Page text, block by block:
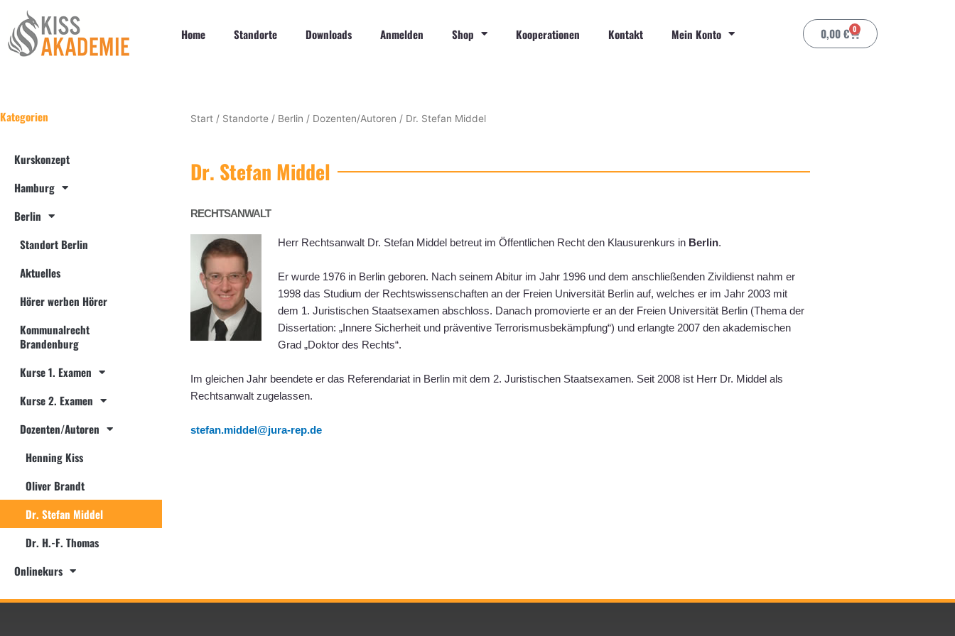
Inhalt
springen
Home Standorte Downloads Anmelden Shop Kooperationen Kontakt Mein Konto 0,00€ 0
Warenkorb
Kategorien
Kurskonzept
Hamburg
Berlin
Standort Berlin
Aktuelles
Hörer werben Hörer
Kommunalrecht
Brandenburg
Kurse 1. Examen
Kurse 2. Examen
Dozenten/Autoren
Henning Kiss
Oliver Brandt
Dr. Stefan Middel
Dr. H.-F. Thomas
Onlinekurs
Start / Standorte / Berlin / Dozenten/Autoren / Dr. Stefan Middel
Dr. Stefan Middel
RECHTSANWALT
Herr Rechtsanwalt Dr. Stefan Middel betreut im Öffentlichen Recht den Klausurenkurs in Berlin.
Er wurde 1976 in Berlin geboren. Nach seinem Abitur im Jahr 1996 und dem anschließenden Zivildienst nahm er
1998 das Studium der Rechtswissenschaften an der Freien Universität Berlin auf, welches er im Jahr 2003 mit
dem 1. Juristischen Staatsexamen abschloss. Danach promovierte er an der Freien Universität Berlin (Thema der
Dissertation: „Innere Sicherheit und präventive Terrorismusbekämpfung“) und erlangte 2007 den akademischen
Grad „Doktor des Rechts“.
Im gleichen Jahr beendete er das Referendariat in Berlin mit dem 2. Juristischen Staatsexamen. Seit 2008 ist Herr Dr. Middel als
Rechtsanwalt zugelassen.
stefan.middel@jura-rep.de